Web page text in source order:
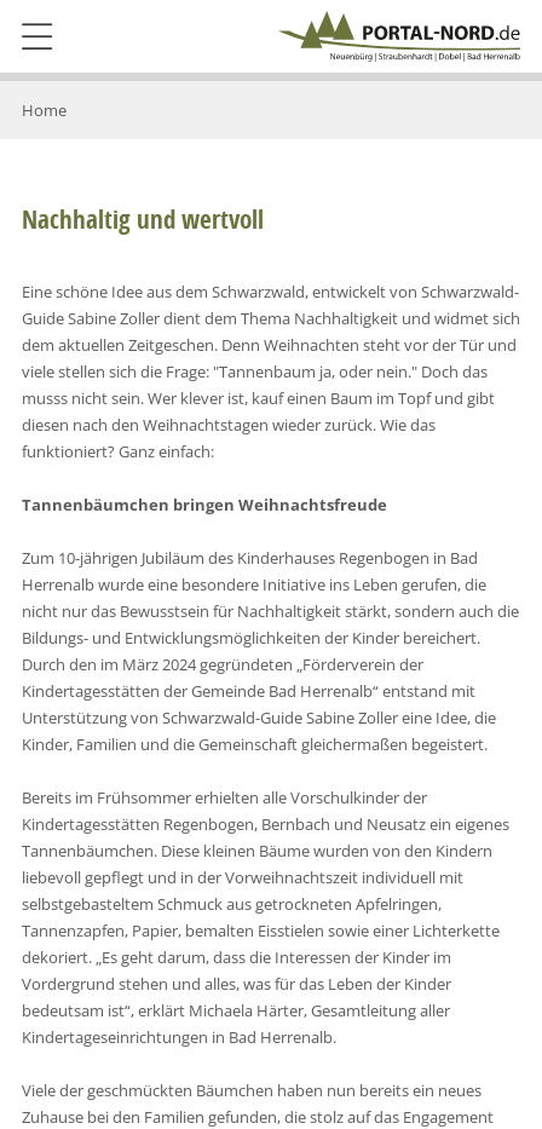
Home
Nachhaltig und wertvoll
Eine schöne Idee aus dem Schwarzwald, entwickelt von Schwarzwald-
Guide Sabine Zoller dient dem Thema Nachhaltigkeit und widmet sich
dem aktuellen Zeitgeschen. Denn Weihnachten steht vor der Tür und
viele stellen sich die Frage: "Tannenbaum ja, oder nein." Doch das
musss nicht sein. Wer klever ist, kauf einen Baum im Topf und gibt
diesen nach den Weihnachtstagen wieder zurück. Wie das
funktioniert? Ganz einfach:
Tannenbäumchen bringen Weihnachtsfreude
Zum 10-jährigen Jubiläum des Kinderhauses Regenbogen in Bad
Herrenalb wurde eine besondere Initiative ins Leben gerufen, die
nicht nur das Bewusstsein für Nachhaltigkeit stärkt, sondern auch die
Bildungs- und Entwicklungsmöglichkeiten der Kinder bereichert.
Durch den im März 2024 gegründeten „Förderverein der
Kindertagesstätten der Gemeinde Bad Herrenalb“ entstand mit
Unterstützung von Schwarzwald-Guide Sabine Zoller eine Idee, die
Kinder, Familien und die Gemeinschaft gleichermaßen begeistert.
Bereits im Frühsommer erhielten alle Vorschulkinder der
Kindertagesstätten Regenbogen, Bernbach und Neusatz ein eigenes
Tannenbäumchen. Diese kleinen Bäume wurden von den Kindern
liebevoll gepflegt und in der Vorweihnachtszeit individuell mit
selbstgebasteltem Schmuck aus getrockneten Apfelringen,
Tannenzapfen, Papier, bemalten Eisstielen sowie einer Lichterkette
dekoriert. „Es geht darum, dass die Interessen der Kinder im
Vordergrund stehen und alles, was für das Leben der Kinder
bedeutsam ist“, erklärt Michaela Härter, Gesamtleitung aller
Kindertageseinrichtungen in Bad Herrenalb.
Viele der geschmückten Bäumchen haben nun bereits ein neues
Zuhause bei den Familien gefunden, die stolz auf das Engagement